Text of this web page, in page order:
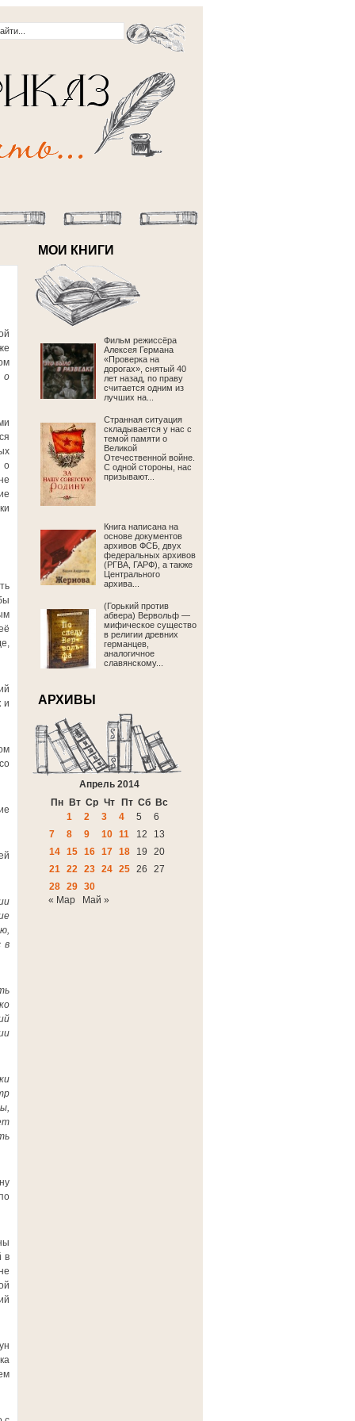
о
о
и
в
в
МОИ КНИГИ
Фильм режиссёра
Алексея Германа
«Проверка на
дорогах», снятый 40
лет назад, по праву
считается одним из
лучших на...
Странная ситуация
складывается у нас с
темой памяти о
Великой
Отечественной войне.
С одной стороны, нас
призывают...
Книга написана на
основе документов
архивов ФСБ, двух
федеральных архивов
(РГВА, ГАРФ), а также
Центрального
архива...
(Горький против
абвера) Вервольф —
мифическое существо
в религии древних
германцев,
аналогичное
славянскому...
АРХИВЫ
Апрель 2014
Пн
Вт Ср Чт Пт Сб Вс
1
2 3 4 5
6
7
8 9 10 11 12
13
14 15 16 17 18 19
20
21 22 23 24 25 26
27
28 29 30
« Мар
Май »